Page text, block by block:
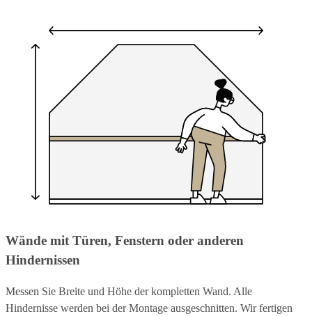
Wände mit Türen, Fenstern oder anderen
Hindernissen
Messen Sie Breite und Höhe der kompletten Wand. Alle
Hindernisse werden bei der Montage ausgeschnitten. Wir fertigen